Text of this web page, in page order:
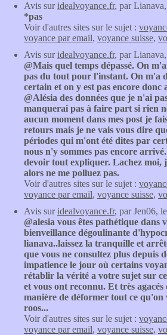
Avis suridealvoyance.fr, par
*pas
Voir d'autres sites sur le sujet :
voyance par email, voyance suisse,
Avis suridealvoyance.fr, par
@Mais quel temps dépassé. On
pas du tout pour l'instant. On m'a
certain et on y est pas encore donc
@Alésia des données que je n'ai
manquerai pas à faire part si rien
aucun moment dans mes post je
retours mais je ne vais vous dire
périodes qui m'ont été dites par
nous n'y sommes pas encore
devoir tout expliquer. Lachez moi,
alors ne me polluez pas.
Voir d'autres sites sur le sujet :
voyance par email, voyance suisse,
Avis suridealvoyance.fr, par Jen06,
@alesia vous êtes pathétique dans
bienveillance dégoulinante
lianava..laissez la tranquille et
que vous ne consultez plus depuis
impatience le jour où certains
rétablir la vérité a votre sujet sur
et vous ont reconnu. Et très agacés
manière de déformer tout ce qu'on
roos...
Voir d'autres sites sur le sujet :
voyance par email, voyance suisse,